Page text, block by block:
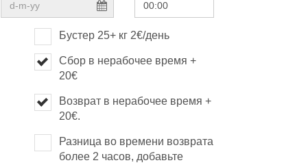
Бустер 25+ кг 2€/день
Сбор в нерабочее время +
20€
Возврат в нерабочее время +
20€.
Разница во времени возврата
более 2 часов, добавьте